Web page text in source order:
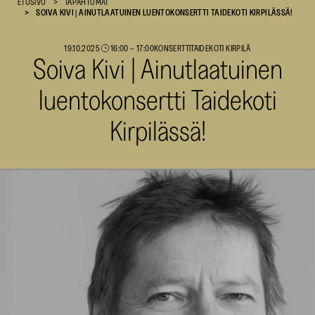
SKRSOIVA KIVI | AINUTLAATUINEN LUENTOKONSERTTI TAIDEKOTI KIRPILÄSSÄ!
19.10.2025 16:00– 17:00KONSERTTITAIDEKOTI KIRPILÄ
Soiva Kivi | Ainutlaatuinen
luentokonsertti Taidekoti
Kirpilässä!